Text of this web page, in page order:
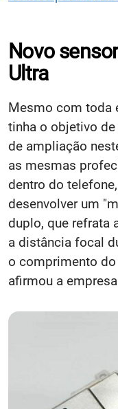
Novo
Ultra
Mesmo com toda
tinha o objetivo
de ampliação
as mesmas
dentro do
desenvolver um
duplo, que refrata
a distância focal
o comprimento do
afirmou a